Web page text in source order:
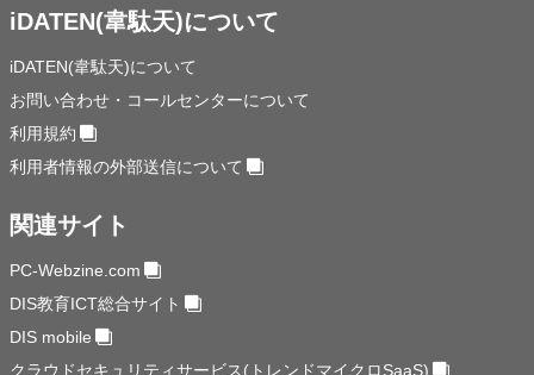
iDATEN(韋駄天)について
iDATEN(韋駄天)について
お問い合わせ・コールセンターについて
利用規約
利用者情報の外部送信について
関連サイト
PC-Webzine.com
DIS教育ICT総合サイト
DIS mobile
クラウドセキュリティサービス(トレンドマイクロSaaS)